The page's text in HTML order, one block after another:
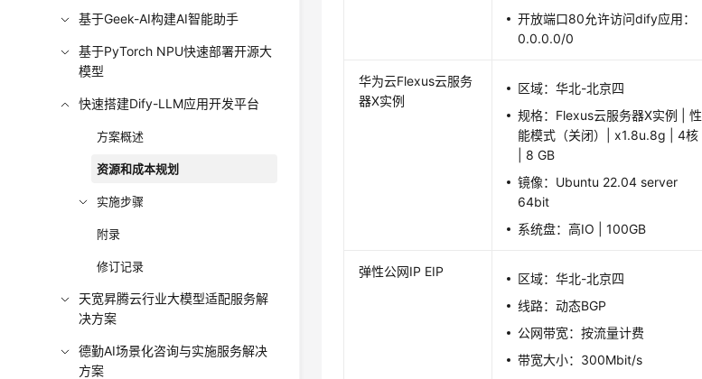
基于Geek-AI构建AI智能助手
基于PyTorch NPU快速部署开源大
模型
快速搭建Dify-LLM应用开发平台
方案概述
资源和成本规划
实施步骤
附录
修订记录
天宽昇腾云行业大模型适配服务解
决方案
德勤AI场景化咨询与实施服务解决
方案
开放端口80允许访问dify应用：
0.0.0.0/0
华为云Flexus云服务
器X实例
区域：华北-北京四
规格：Flexus云服务器X实例 | 性
能模式（关闭）| x1.8u.8g | 4核
| 8 GB
镜像：Ubuntu 22.04 server
64bit
系统盘：高IO | 100GB
弹性公网IP EIP
区域：华北-北京四
线路：动态BGP
公网带宽：按流量计费
带宽大小：300Mbit/s